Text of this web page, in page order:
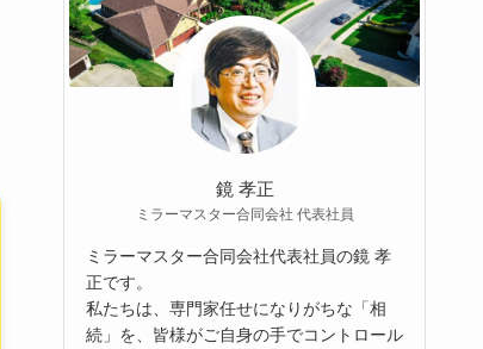
鏡 孝正
ミラーマスター合同会社 代表社員
ミラーマスター合同会社代表社員の鏡 孝
正です。
私たちは、専門家任せになりがちな「相
続」を、皆様がご自身の手でコントロール